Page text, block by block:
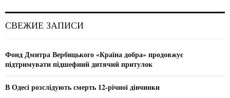
h
o
r
СВЕЖИЕ ЗАПИСИ
Фонд Дмитра Вербицького «Країна добра» продовжує
підтримувати підшефний дитячий притулок
В Одесі розслідують смерть 12-річної дівчинки